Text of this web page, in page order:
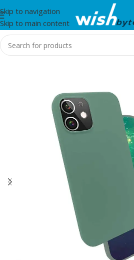
Skip to navigation
Skip to main content
Home/Zore